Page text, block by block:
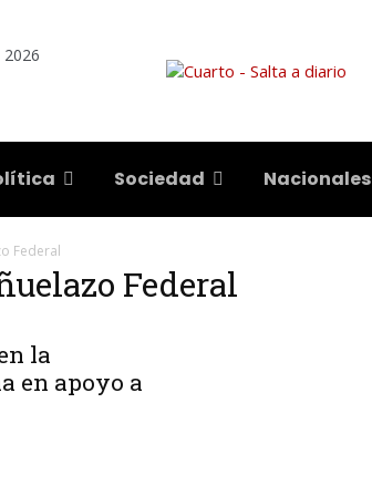
Sociedad Nacionales
Federal
Federal
la
en apoyo a